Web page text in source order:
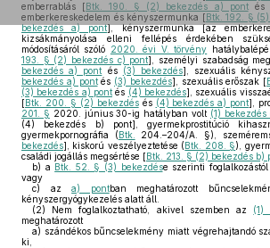
emberrablás [Btk. 190. § (2) bekezdés a) pontés
emberkereskedelem és kényszermunka [Btk. 192. §
bekezdés a) pont], kényszermunka [az
kizsákmányolása elleni fellépés érdekében
módosításáról szóló 2020. évi V. törvény
193. § (2) bekezdés c) pont], személyi szabadság
bekezdés a) pont és (3) bekezdés], szexuális
bekezdés a) pontés (3) bekezdés], szexuális erőszak [
(3) bekezdés a) pont és (4) bekezdés], szexuális
[Btk. 200. § (2) bekezdésés (4) bekezdés a) pont],
201. § 2020. június 30-ig hatályban volt (1) bekezdés
(4) bekezdés b) pont], gyermekprostitúció
gyermekpornográfia (Btk. 204.–204/A. §),
bekezdés], kiskorú veszélyeztetése (Btk. 208. §),
családi jogállás megsértése [Btk. 213. § (2) bekezdés b)
b) a Btk. 52. § (3) bekezdése szerinti
vagy
c) aza) pontban meghatározott
kényszergyógykezelés alatt áll.
(2) Nem foglalkoztatható, akivel szemben az (1)
meghatározott
a) szándékos bűncselekmény miatt végrehajtandó
ki,